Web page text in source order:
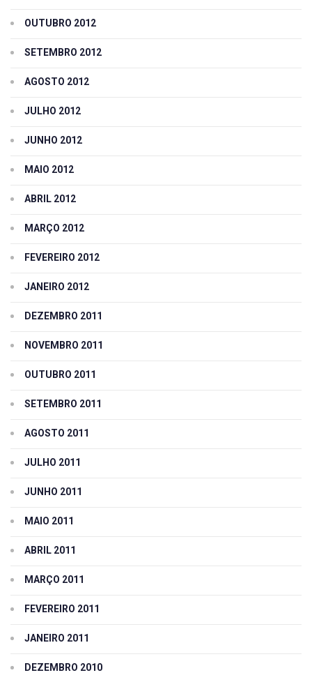
OUTUBRO 2012
SETEMBRO 2012
AGOSTO 2012
JULHO 2012
JUNHO 2012
MAIO 2012
ABRIL 2012
MARÇO 2012
FEVEREIRO 2012
JANEIRO 2012
DEZEMBRO 2011
NOVEMBRO 2011
OUTUBRO 2011
SETEMBRO 2011
AGOSTO 2011
JULHO 2011
JUNHO 2011
MAIO 2011
ABRIL 2011
MARÇO 2011
FEVEREIRO 2011
JANEIRO 2011
DEZEMBRO 2010